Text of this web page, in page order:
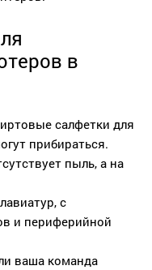
в
салфетки для
прибираться.
пыль, а на
с
и периферийной
ваша команда